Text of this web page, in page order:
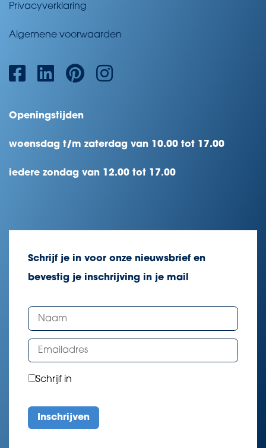
Privacyverklaring
Algemene voorwaarden
Openingstijden
woensdag t/m zaterdag van 10.00 tot 17.00
iedere zondag van 12.00 tot 17.00
Schrijf je in voor onze nieuwsbrief en
bevestig je inschrijving in je mail
Schrijf in